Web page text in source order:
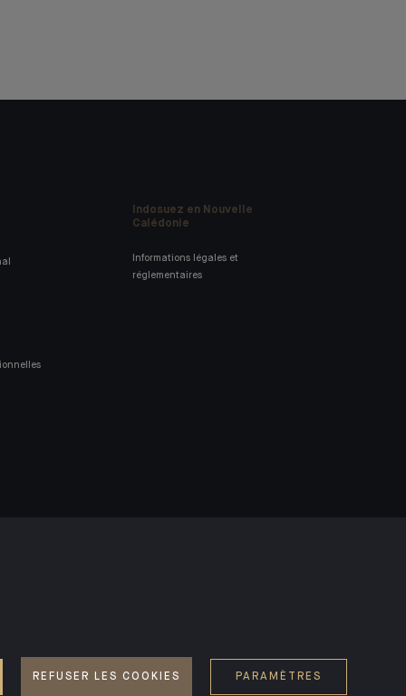
Indosuez en Nouvelle
Calédonie
Informations légales et
réglementaires
REFUSER LES COOKIES PARAMÈTRES